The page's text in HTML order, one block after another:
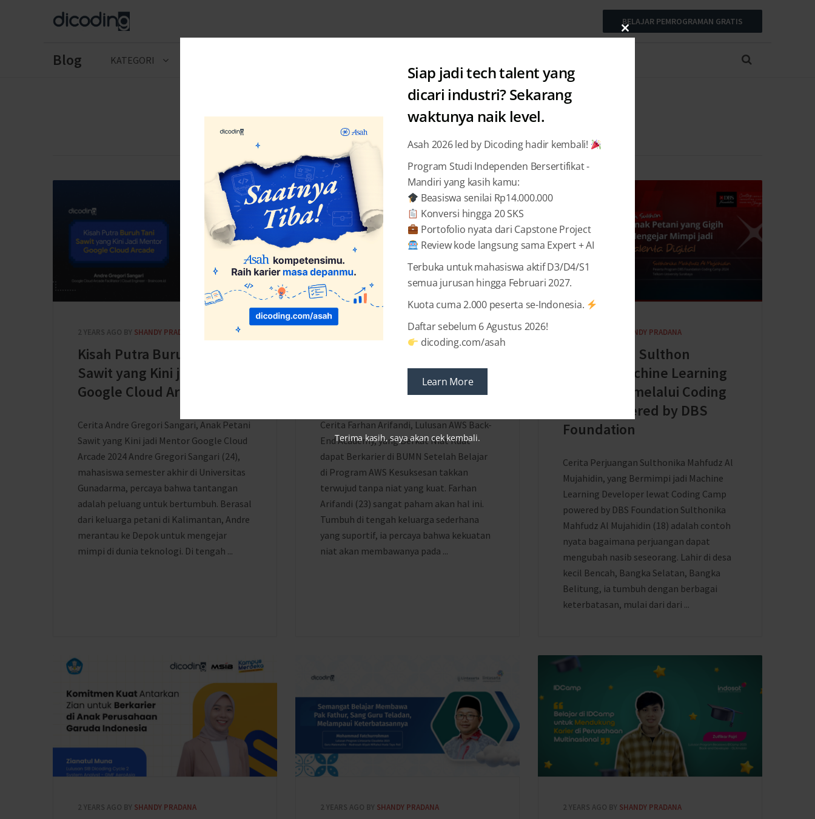
BELAJAR PEMROGRAMAN GRATIS
Blog KATEGORI
Posts by: Shandy Pradana
2 YEARS AGO BY SHANDY PRADANA
Kisah Putra Buruh Tani
Sawit yang Kini jadi Mentor
Google Cloud Arcade
Cerita Andre Gregori Sangari, Anak Petani
Sawit yang Kini jadi Mentor Google Cloud
Arcade 2024 Andre Gregori Sangari (24),
mahasiswa semester akhir di Universitas
Gunadarma, percaya bahwa tantangan
adalah peluang untuk bertumbuh. Berasal
dari keluarga petani di Kalimantan, Andre
merantau ke Depok untuk mengejar
mimpi di dunia teknologi. Di tengah ...
SHANDY PRADANA
Kekuatan Niat Membawa
Farhan Memulai Karier di
Cerita Farhan Arifandi, Lulusan AWS Back-
End Academy, yang Berkat Niat Kuat
dapat Berkarier di BUMN Setelah Belajar
di Program AWS Kesuksesan takkan
terwujud tanpa niat yang kuat. Farhan
Arifandi (23) sangat paham akan hal ini.
Tumbuh di tengah keluarga sederhana
yang suportif, ia percaya bahwa kekuatan
niat akan membawanya pada ...
SHANDY PRADANA
Perjuangan Sulthon
Menjadi Machine Learning
Developer melalui Coding
Camp powered by DBS
Foundation
Cerita Perjuangan Sulthonika Mahfudz Al
Mujahidin, yang Bermimpi jadi Machine
Learning Developer lewat Coding Camp
powered by DBS Foundation Sulthonika
Mahfudz Al Mujahidin (18) adalah contoh
nyata bagaimana perjuangan dapat
mengubah nasib seseorang. Lahir di desa
kecil Bencah, Bangka Selatan, Bangka
Belitung, ia tumbuh dengan berbagai
keterbatasan, mulai dari dari ...
2 YEARS AGO BY SHANDY PRADANA 2 YEARS AGO BY SHANDY PRADANA 2 YEARS AGO BY SHANDY PRADANA
Close
Siap jadi tech talent yang
dicari industri? Sekarang
waktunya naik level.
Asah 2026 led by Dicoding hadir kembali!
Program Studi Independen Bersertifikat -
Mandiri yang kasih kamu:
Beasiswa senilai Rp14.000.000
Konversi hingga 20 SKS
Portofolio nyata dari Capstone Project
Review kode langsung sama Expert + AI
Terbuka untuk mahasiswa aktif D3/D4/S1
semua jurusan hingga Februari 2027.
Kuota cuma 2.000 peserta se-Indonesia.
Daftar sebelum 6 Agustus 2026!
dicoding.com/asah
Learn More
Terima kasih, saya akan cek kembali.